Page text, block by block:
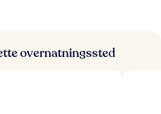
overnatningssted